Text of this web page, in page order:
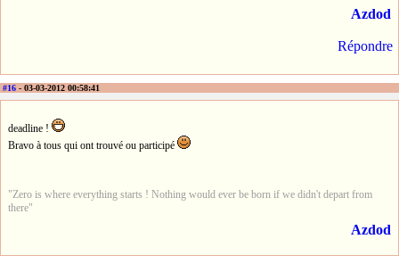
Azdod
Répondre
#16 - 03-03-2012 00:58:41
deadline !
Bravo à tous qui ont trouvé ou participé
"Zero is where everything starts ! Nothing would ever be born if we didn't depart from
there"
Azdod